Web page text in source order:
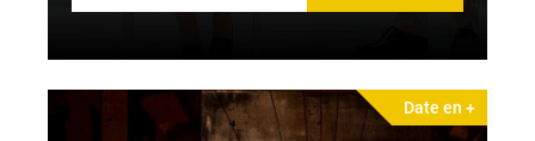
Date en +